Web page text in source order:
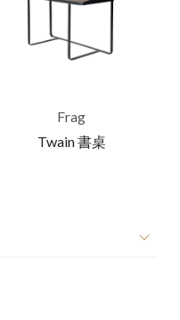
Frag
Twain 書桌